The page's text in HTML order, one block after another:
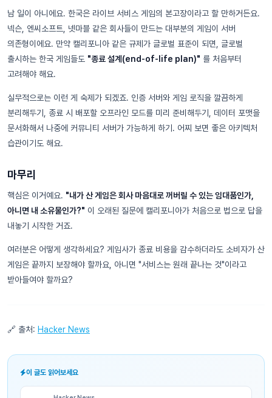
남 일이 아니에요. 한국은 라이브 서비스 게임의 본고장이라고 할 만하거든요.
넥슨, 엔씨소프트, 넷마블 같은 회사들이 만드는 대부분의 게임이 서버
의존형이에요. 만약 캘리포니아 같은 규제가 글로벌 표준이 되면, 글로벌
출시하는 한국 게임들도 "종료 설계(end-of-life plan)" 를 처음부터
고려해야 해요.
실무적으로는 이런 게 숙제가 되겠죠. 인증 서버와 게임 로직을 깔끔하게
분리해두기, 종료 시 배포할 오프라인 모드를 미리 준비해두기, 데이터 포맷을
문서화해서 나중에 커뮤니티 서버가 가능하게 하기. 어찌 보면 좋은 아키텍처
습관이기도 해요.
마무리
핵심은 이거예요. "내가 산 게임은 회사 마음대로 꺼버릴 수 있는 임대품인가,
아니면 내 소유물인가?" 이 오래된 질문에 캘리포니아가 처음으로 법으로 답을
내놓기 시작한 거죠.
여러분은 어떻게 생각하세요? 게임사가 종료 비용을 감수하더라도 소비자가 산
게임은 끝까지 보장해야 할까요, 아니면 "서비스는 원래 끝나는 것"이라고
받아들여야 할까요?
🔗 출처: Hacker News
이 글도 읽어보세요